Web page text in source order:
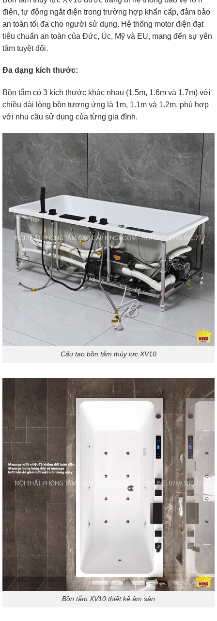
điện, tự động ngắt điện trong trường hợp khẩn cấp, đảm bảo
an toàn tối đa cho người sử dụng. Hệ thống motor điện đạt
tiêu chuẩn an toàn của Đức, Úc, Mỹ và EU, mang đến sự yên
tâm tuyệt đối.
Đa dạng kích thước:
Bồn tắm có 3 kích thước khác nhau (1.5m, 1.6m và 1.7m) với
chiều dài lòng bồn tương ứng là 1m, 1.1m và 1.2m, phù hợp
với nhu cầu sử dụng của từng gia đình.
Cấu tạo bồn tắm thủy lực XV10
Bồn tắm XV10 thiết kế âm sàn